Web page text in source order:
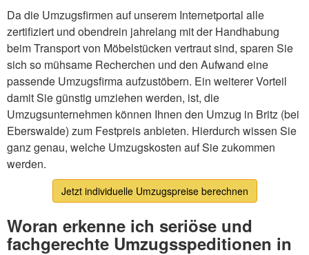
Da die Umzugsfirmen auf unserem Internetportal alle
zertifiziert und obendrein jahrelang mit der Handhabung
beim Transport von Möbelstücken vertraut sind, sparen Sie
sich so mühsame Recherchen und den Aufwand eine
passende Umzugsfirma aufzustöbern. Ein weiterer Vorteil
damit Sie günstig umziehen werden, ist, die
Umzugsunternehmen können Ihnen den Umzug in Britz (bei
Eberswalde) zum Festpreis anbieten. Hierdurch wissen Sie
ganz genau, welche Umzugskosten auf Sie zukommen
werden.
Jetzt individuelle Umzugspreise berechnen
Woran erkenne ich seriöse und
fachgerechte Umzugsspeditionen in